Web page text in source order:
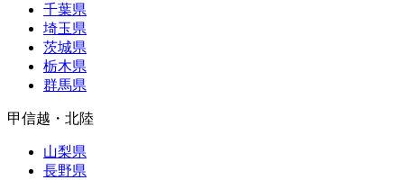
千葉県
埼玉県
茨城県
栃木県
群馬県
甲信越・北陸
山梨県
長野県